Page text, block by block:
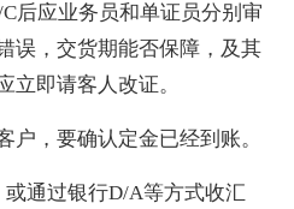
后应业务员和单证员分别审
误，交货期能否保障，及其
立即请客人改证。
，要确认定金已经到账。
通过银行D/A等方式收汇